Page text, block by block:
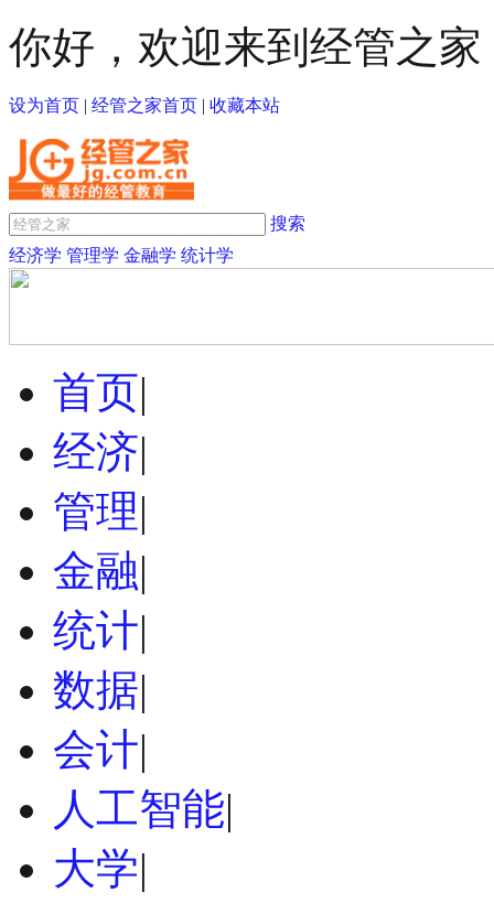
你好，欢迎来到经管之家
设为首页 | 经管之家首页 | 收藏本站
搜索
经济学 管理学 金融学 统计学
首页|
经济|
管理|
金融|
统计|
数据|
会计|
人工智能|
大学|